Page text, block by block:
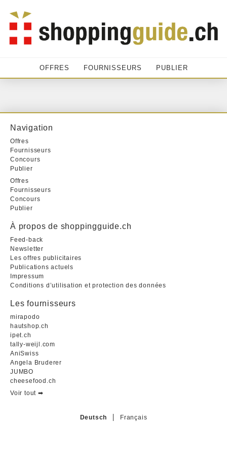
OFFRES FOURNISSEURS PUBLIER
Navigation
Offres
Fournisseurs
Concours
Publier
Offres
Fournisseurs
Concours
Publier
À propos de shoppingguide.ch
Feed-back
Newsletter
Les offres publicitaires
Publications actuels
Impressum
Conditions d’utilisation et protection des données
Les fournisseurs
mirapodo
hautshop.ch
ipet.ch
tally-weijl.com
AniSwiss
Angela Bruderer
JUMBO
cheesefood.ch
Voir tout ➡︎
Deutsch Français